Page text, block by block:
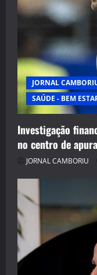
JORNAL
SAÚDE - BEM
Investigação
no centro de
JORNAL CAMBORIU